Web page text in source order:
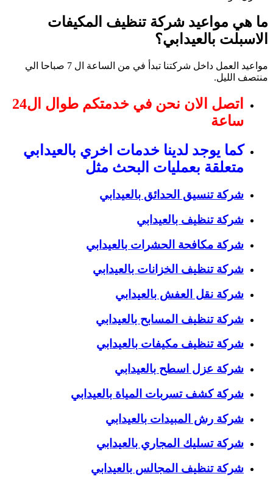
ما هي مواعيد شركة تنظيف المكيفات
الاسبلت بالعيدابي؟
مواعيد العمل داخل شركتنا تبدأ في من الساعة ال 7 صباحا الي
منتصف الليل.
اتصل الان نحن في خدمتكم طوال ال24
ساعة
كما يوجد لدينا خدمات اخري بالعيدابي
متعلقة بعمليات البحث مثل
شركة تنسيق الحدائق بالعيدابي
شركة تنظيف بالعيدابي
شركة مكافحة الحشرات بالعيدابي
شركة تنظيف الخزانات بالعيدابي
شركة نقل العفش بالعيدابي
شركة تنظيف المسابح بالعيدابي
شركة تنظيف مكيفات بالعيدابي
شركة عزل اسطح بالعيدابي
شركة كشف تسربات المياة بالعيدابي
شركة رش المبيدات بالعيدابي
شركة تسليك المجاري بالعيدابي
شركة تنظيف المجالس بالعيدابي